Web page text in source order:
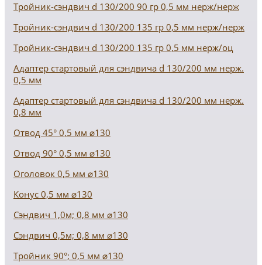
Тройник-сэндвич d 130/200 90 гр 0,5 мм нерж/нерж
Тройник-сэндвич d 130/200 135 гр 0,5 мм нерж/нерж
Тройник-сэндвич d 130/200 135 гр 0,5 мм нерж/оц
Адаптер стартовый для сэндвича d 130/200 мм нерж.
0,5 мм
Адаптер стартовый для сэндвича d 130/200 мм нерж.
0,8 мм
Отвод 45° 0,5 мм ⌀130
Отвод 90° 0,5 мм ⌀130
Оголовок 0,5 мм ⌀130
Конус 0,5 мм ⌀130
Сэндвич 1,0м; 0,8 мм ⌀130
Сэндвич 0,5м; 0,8 мм ⌀130
Тройник 90°; 0,5 мм ⌀130